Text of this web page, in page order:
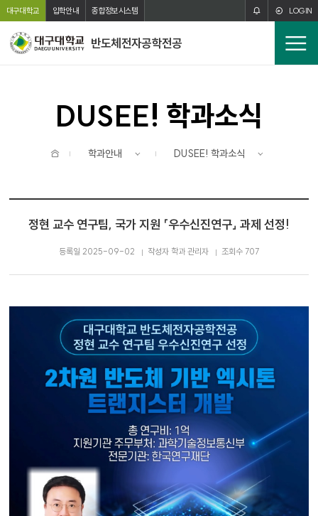
본문 바로가기
주메뉴 바로가기
대구대학교 입학안내 종합정보시스템 LOGIN
반도체전자공학전공
전
체
DUSEE! 학과소식
학과안내 DUSEE! 학과소식
정현 교수 연구팀, 국가 지원 「우수신진연구」 과제 선정!
등록일 2025-09-02 작성자 학과 관리자 조회수 707